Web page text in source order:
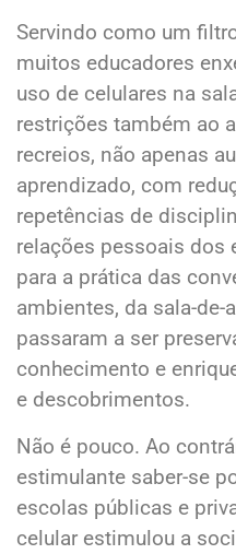
Servindo como um
muitos educadores
uso de celulares na
restrições também ao
recreios, não apenas
aprendizado, com
repetências de
relações pessoais dos
para a prática das
ambientes, da sala-de-
passaram a ser
conhecimento e
e descobrimentos.
Não é pouco. Ao
estimulante saber-se
escolas públicas e
celular estimulou a